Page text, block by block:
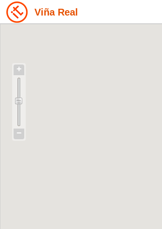
Viña Real
+
−